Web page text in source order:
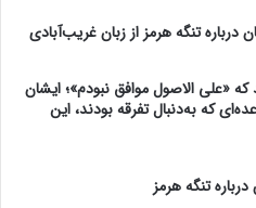
درباره تنگه هرمز از زبان غریب‌آبادی
«علی الاصول موافق نبودم»؛ ایشان
که به‌دنبال تفرقه بودند، این
تنگه هرمز